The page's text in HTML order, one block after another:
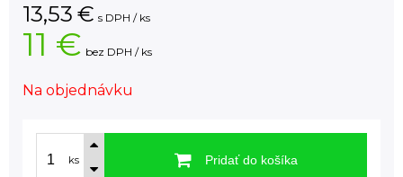
13,53 € s DPH / ks
11 € bez DPH / ks
Na objednávku
ks Pridať do košíka